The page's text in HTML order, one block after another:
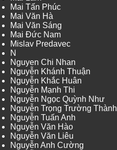
Mai Tấn Phúc
Mai Văn Hà
Mai Văn Sáng
Mai Đức Nam
Mislav Predavec
N
Nguyen Chi Nhan
Nguyễn Khánh Thuận
Nguyễn Khắc Huân
Nguyễn Mạnh Thi
Nguyễn Ngọc Quỳnh Như
Nguyễn Trọng Trường Thành
Nguyễn Tuấn Anh
Nguyễn Văn Hào
Nguyễn Văn Liêu
Nguyễn Anh Cường